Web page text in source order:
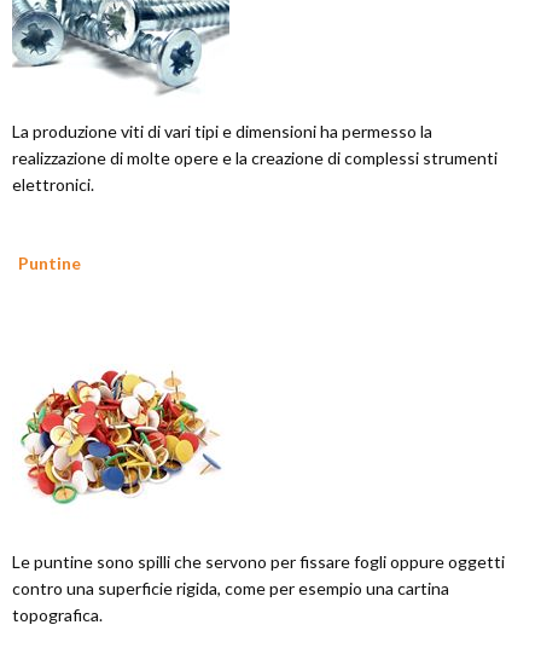
La produzione viti di vari tipi e dimensioni ha permesso la
realizzazione di molte opere e la creazione di complessi strumenti
elettronici.
Puntine
Le puntine sono spilli che servono per fissare fogli oppure oggetti
contro una superficie rigida, come per esempio una cartina
topografica.